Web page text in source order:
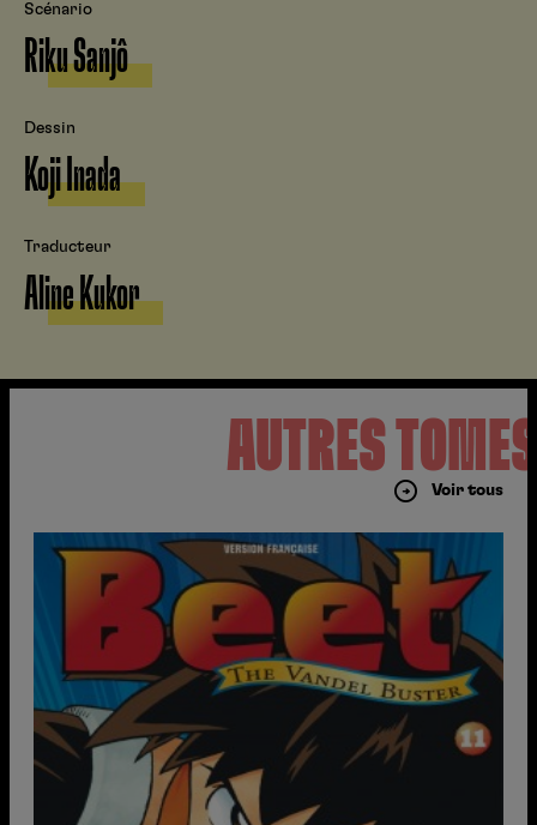
Scénario
Riku Sanjô
Dessin
Koji Inada
Traducteur
Aline Kukor
AUTRES
Voir tous